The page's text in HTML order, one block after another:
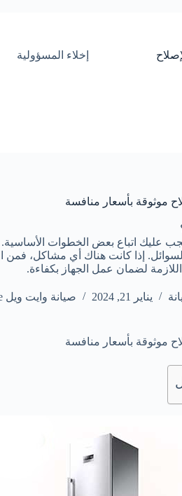
إخلاء المسؤولية
موثوقة بأسعار منافسة
عليك اتباع بعض الخطوات
إذا كانت هناك أي مشاكل، فمن
لضمان عمل الجهاز بكفاءة.
يناير 21, 2024 صيانة وايت ويل White Whale
موثوقة بأسعار منافسة